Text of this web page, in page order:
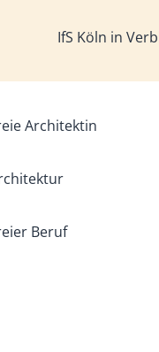
IfS Köln in
Architektin
Beruf